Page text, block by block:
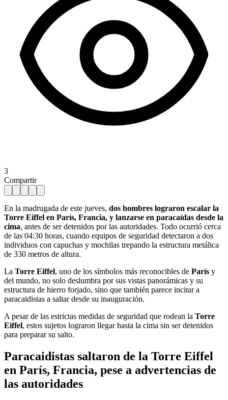
3
Compartir
En la madrugada de este jueves, dos hombres lograron escalar la
Torre Eiffel en París, Francia, y lanzarse en paracaídas desde la
cima, antes de ser detenidos por las autoridades. Todo ocurrió cerca
de las 04:30 horas, cuando equipos de seguridad detectaron a dos
individuos con capuchas y mochilas trepando la estructura metálica
de 330 metros de altura.
La Torre Eiffel, uno de los símbolos más reconocibles de París y
del mundo, no solo deslumbra por sus vistas panorámicas y su
estructura de hierro forjado, sino que también parece incitar a
paracaidistas a saltar desde su inauguración.
A pesar de las estrictas medidas de seguridad que rodean la Torre
Eiffel, estos sujetos lograron llegar hasta la cima sin ser detenidos
para preparar su salto.
Paracaidistas saltaron de la Torre Eiffel
en París, Francia, pese a advertencias de
las autoridades